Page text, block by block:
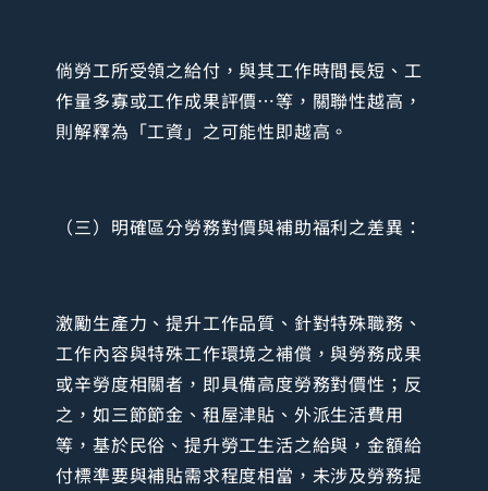
倘勞工所受領之給付，與其工作時間長短、工
作量多寡或工作成果評價…等，關聯性越高，
則解釋為「工資」之可能性即越高。
（三）明確區分勞務對價與補助福利之差異：
激勵生產力、提升工作品質、針對特殊職務、
工作內容與特殊工作環境之補償，與勞務成果
或辛勞度相關者，即具備高度勞務對價性；反
之，如三節節金、租屋津貼、外派生活費用
等，基於民俗、提升勞工生活之給與，金額給
付標準要與補貼需求程度相當，未涉及勞務提